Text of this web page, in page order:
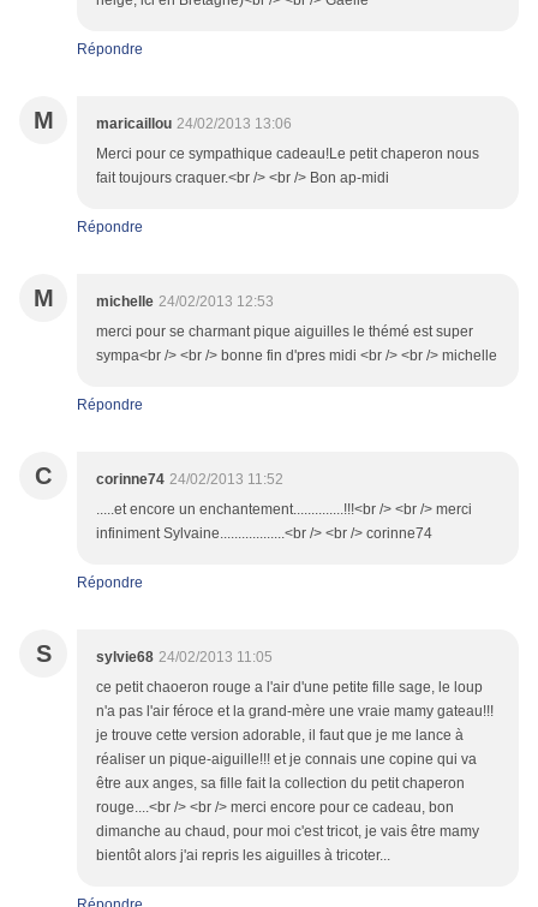
Répondre
M maricaillou 24/02/2013 13:06
Merci pour ce sympathique cadeau!Le petit chaperon nous
fait toujours craquer.<br /> <br /> Bon ap-midi
Répondre
M michelle 24/02/2013 12:53
merci pour se charmant pique aiguilles le thémé est super
sympa<br /> <br /> bonne fin d'pres midi <br /> <br /> michelle
Répondre
C corinne74 24/02/2013 11:52
.....et encore un enchantement..............!!!<br /> <br /> merci
infiniment Sylvaine..................<br /> <br /> corinne74
Répondre
S sylvie68 24/02/2013 11:05
ce petit chaoeron rouge a l'air d'une petite fille sage, le loup
n'a pas l'air féroce et la grand-mère une vraie mamy gateau!!!
je trouve cette version adorable, il faut que je me lance à
réaliser un pique-aiguille!!! et je connais une copine qui va
être aux anges, sa fille fait la collection du petit chaperon
rouge....<br /> <br /> merci encore pour ce cadeau, bon
dimanche au chaud, pour moi c'est tricot, je vais être mamy
bientôt alors j'ai repris les aiguilles à tricoter...